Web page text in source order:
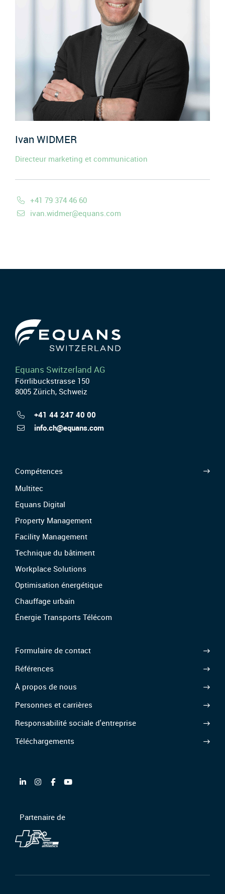
IvanWIDMER
ivan.widmer@equans.com
Equans Switzerland AG
Förrlibuckstrasse 150
+41 44 247 40 00
info.ch@equans.com
Equans Digital
Property Management
Facility Management
Technique du bâtiment
Workplace Solutions
Optimisation énergétique
Chauffage urbain
Énergie Transports Télécom
Formulaire de contact
À propos de nous
Personnes et carrières
Responsabilité sociale d'entreprise
Téléchargements
Partenaire de
CGV/CGA